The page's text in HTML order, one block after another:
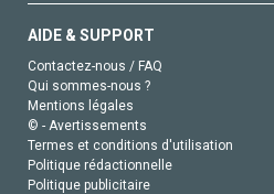
AIDE & SUPPORT
Contactez-nous / FAQ
Qui sommes-nous ?
Mentions légales
© - Avertissements
Termes et conditions d'utilisation
Politique rédactionnelle
Politique publicitaire